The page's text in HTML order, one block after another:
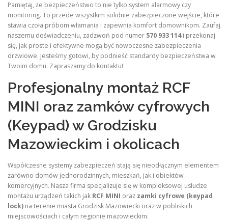
Pamiętaj, że bezpieczeństwo to nie tylko system alarmowy czy
monitoring. To przede wszystkim solidnie zabezpieczone wejście, które
stawia czoła próbom włamania i zapewnia komfort domownikom. Zaufaj
naszemu doświadczeniu, zadzwoń pod numer 570 933 114i przekonaj
się, jak proste i efektywne mogą być nowoczesne zabezpieczenia
drzwiowe. Jesteśmy gotowi, by podnieść standardy bezpieczeństwa w
Twoim domu. Zapraszamy do kontaktu!
Profesjonalny montaż RCF
MINI oraz zamków cyfrowych
(Keypad) w Grodzisku
Mazowieckim i okolicach
Współczesne systemy zabezpieczeń stają się nieodłącznym elementem
zarówno domów jednorodzinnych, mieszkań, jak i obiektów
komercyjnych. Nasza firma specjalizuje się w kompleksowej usłudze
montażu urządzeń takich jak RCF MINI oraz zamki cyfrowe (keypad
lock) na terenie miasta Grodzisk Mazowiecki oraz w pobliskich
miejscowościach i całym regionie mazowieckim.